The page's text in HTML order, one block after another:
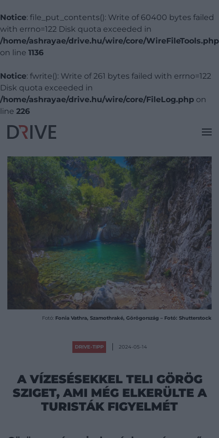
Notice: file_put_contents(): Write of 60400 bytes failed
with errno=122 Disk quota exceeded in
/home/ashrayae/drive.hu/wire/core/WireFileTools.php
on line 1136
Notice: fwrite(): Write of 261 bytes failed with errno=122
Disk quota exceeded in
/home/ashrayae/drive.hu/wire/core/FileLog.php on
line 226
Fotó: Fonia Vathra, Szamothraké, Görögország – Fotó: Shutterstock
DRIVE-TIPP 2024-05-14
A VÍZESÉSEKKEL TELI GÖRÖG
SZIGET, AMI MÉG ELKERÜLTE A
TURISTÁK FIGYELMÉT